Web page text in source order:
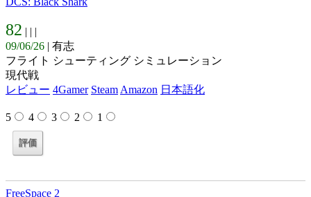
82 | | |
09/06/26 | 有志
フライト シューティング シミュレーション
現代戦
レビュー 4Gamer Steam Amazon 日本語化
5 4 3 2 1
FreeSpace 2